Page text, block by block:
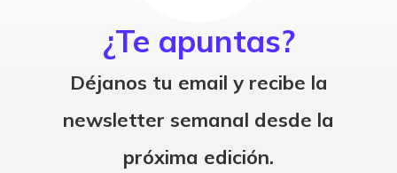
¿Te apuntas?
Déjanos tu email y recibe la
newsletter semanal desde la
próxima edición.